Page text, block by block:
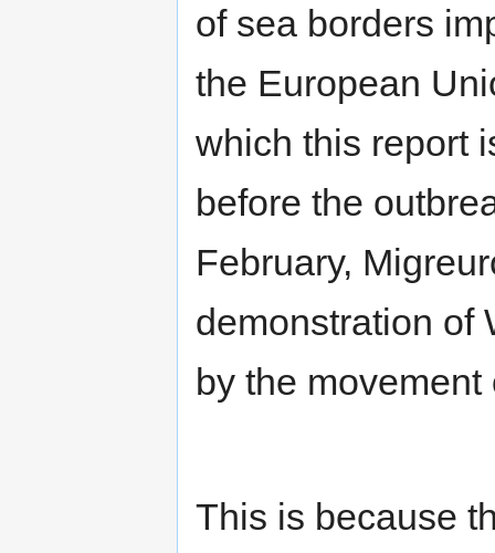
of sea borders
the European
which this report
before the
February,
demonstration of
by the movement
This is because